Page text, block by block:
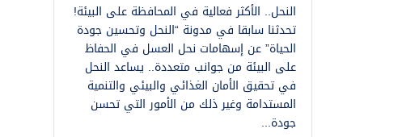
النحل.. الأكثر فعالية في المحافظة على البيئة!
تحدثنا سابقا في مدونة “النحل وتحسين جودة
الحياة” عن إسهامات نحل العسل في الحفاظ
على البيئة من جوانب متعددة.. يساعد النحل
في تحقيق الأمان الغذائي والبيئي والتنمية
المستدامة وغير ذلك من الأمور التي تحسن
جودة...